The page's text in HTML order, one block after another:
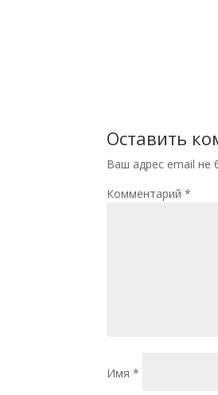
Оставить
Ваш адрес email не
Комментарий*
Имя*